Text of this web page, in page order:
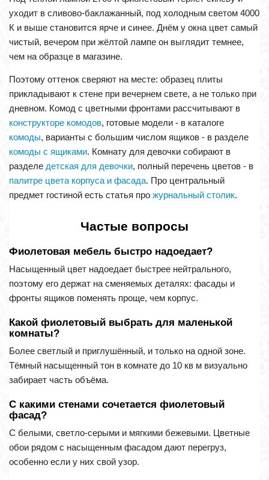
уходит в сливово-баклажанный, под холодным светом 4000
К и выше становится ярче и синее. Днём у окна цвет самый
чистый, вечером при жёлтой лампе он выглядит темнее,
чем на образце в магазине.
Поэтому оттенок сверяют на месте: образец плиты
прикладывают к стене при вечернем свете, а не только при
дневном. Комод с цветными фронтами рассчитывают в
конструкторе комодов, готовые модели - в каталоге
комоды, варианты с большим числом ящиков - в разделе
комоды с ящиками. Комнату для девочки собирают в
разделе детская для девочки, полный перечень цветов - в
палитре цвета корпуса и фасада. Про центральный
предмет гостиной есть статья про журнальный столик.
Частые вопросы
Фиолетовая мебель быстро надоедает?
Насыщенный цвет надоедает быстрее нейтрального,
поэтому его держат на сменяемых деталях: фасады и
фронты ящиков поменять проще, чем корпус.
Какой фиолетовый выбрать для маленькой
комнаты?
Более светлый и приглушённый, и только на одной зоне.
Тёмный насыщенный тон в комнате до 10 кв м визуально
забирает часть объёма.
С какими стенами сочетается фиолетовый
фасад?
С белыми, светло-серыми и мягкими бежевыми. Цветные
обои рядом с насыщенным фасадом дают перегруз,
особенно если у них свой узор.